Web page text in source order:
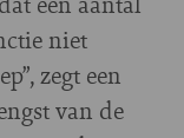
niet
zegt een
van de